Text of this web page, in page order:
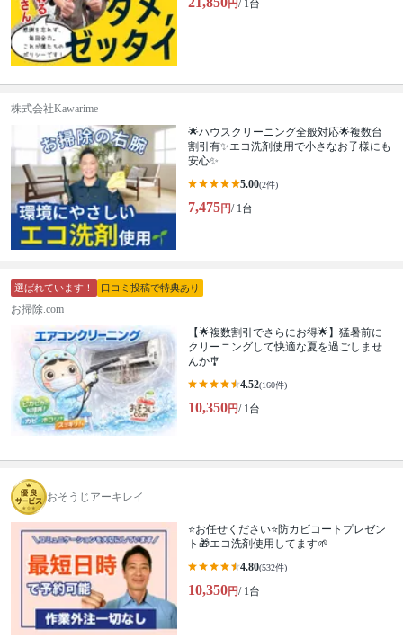
円/ 1台
株式会社Kawarime
🌟ハウスクリーニング全般対応🌟複数台
割引有✨エコ洗剤使用で小さなお子様にも
安心✨
5.00(2件)
7,475円/ 1台
選ばれています！ 口コミ投稿で特典あり
お掃除.com
【🌟複数割引でさらにお得🌟】猛暑前に
クリーニングして快適な夏を過ごしませ
んか🎐
4.52(160件)
10,350円/ 1台
おそうじアーキレイ
⭐️お任せください⭐️防カビコートプレゼン
ト🎁エコ洗剤使用してます🌱
4.80(532件)
10,350円/ 1台